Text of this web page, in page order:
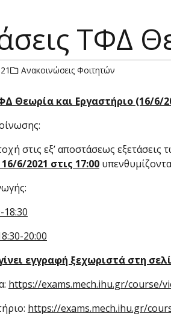
ΤΦΔ
Ανακοινώσεις Φοιτητών
Θεωρία και Εργαστήριο (16/6/
στις εξ’ αποστάσεως
6/2021 στις 17:00
18:30
20:00
εγγραφή ξεχωριστά στη
https://exams.mech.ihu.gr/course/
https://exams.mech.ihu.gr/